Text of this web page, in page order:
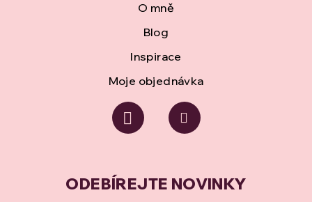
O mně
Blog
Inspirace
Moje objednávka